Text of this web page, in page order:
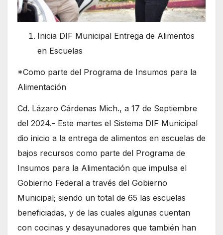
Inicia DIF Municipal Entrega de Alimentos
en Escuelas
*Como parte del Programa de Insumos para la
Alimentación
Cd. Lázaro Cárdenas Mich., a 17 de Septiembre
del 2024.- Este martes el Sistema DIF Municipal
dio inicio a la entrega de alimentos en escuelas de
bajos recursos como parte del Programa de
Insumos para la Alimentación que impulsa el
Gobierno Federal a través del Gobierno
Municipal; siendo un total de 65 las escuelas
beneficiadas, y de las cuales algunas cuentan
con cocinas y desayunadores que también han